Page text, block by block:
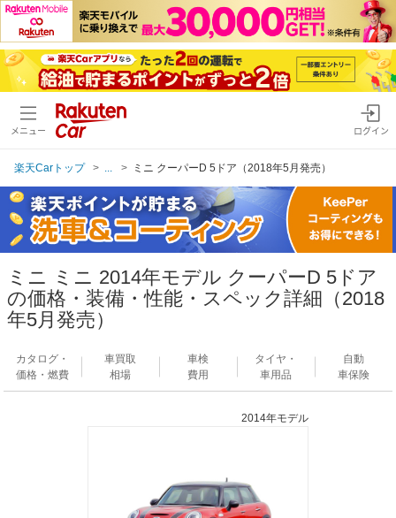
メニュー ログイン
楽天Carトップ ミニ クーパーD 5ドア（2018年5月発売）
ミニ ミニ 2014年モデル クーパーD 5ドア
の価格・装備・性能・スペック詳細（2018
年5月発売）
カタログ・
価格・燃費
車買取
相場
車検
費用
タイヤ・
車用品
自動
車保険
2014年モデル